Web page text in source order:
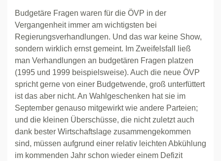
Budgetäre Fragen waren für die ÖVP in der
Vergangenheit immer am wichtigsten bei
Regierungsverhandlungen. Und das war keine Show,
sondern wirklich ernst gemeint. Im Zweifelsfall ließ
man Verhandlungen an budgetären Fragen platzen
(1995 und 1999 beispielsweise). Auch die neue ÖVP
spricht gerne von einer Budgetwende, groß unterfüttert
ist das aber nicht. An Wahlgeschenken hat sie im
September genauso mitgewirkt wie andere Parteien;
und die kleinen Überschüsse, die nicht zuletzt auch
dank bester Wirtschaftslage zusammengekommen
sind, müssen aufgrund einer relativ leichten Abkühlung
im kommenden Jahr schon wieder einem Defizit